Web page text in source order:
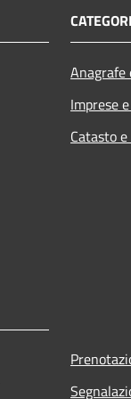
Imprese
Catasto